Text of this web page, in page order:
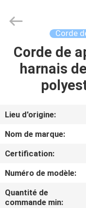
MAISON
PRODUITS
VIDÉOS
À
PROPOS
Goodfore
Rights
Reserved.
Corde
Corde de
harnais
Lieu d'origine:
Nom de marque:
Certification:
Numéro de modèle:
Quantité de
commande min: